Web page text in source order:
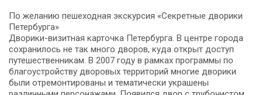
По желанию пешеходная экскурсия «Секретные дворики
Петербурга»
Дворики-визитная карточка Петербурга. В центре города
сохранилось не так много дворов, куда открыт доступ
путешественникам. В 2007 году в рамках программы по
благоустройству дворовых территорий многие дворики
были отремонтированы и тематически украшены